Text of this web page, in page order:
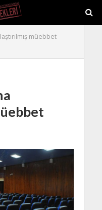
müebbet